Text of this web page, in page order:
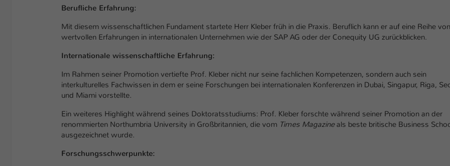
Berufliche Erfahrung:
Mit diesem wissenschaftlichen Fundament startete Herr Kleber früh in die Praxis. Beruflich kann er auf eine Reihe von
wertvollen Erfahrungen in internationalen Unternehmen wie der SAP AG oder der Conequity UG zurückblicken.
Internationale wissenschaftliche Erfahrung:
Im Rahmen seiner Promotion vertiefte Prof. Kleber nicht nur seine fachlichen Kompetenzen, sondern auch sein
interkulturelles Fachwissen in dem er seine Forschungen bei internationalen Konferenzen in Dubai, Singapur, Riga,
und Miami vorstellte.
Ein weiteres Highlight während seines Doktoratsstudiums: Prof. Kleber forschte während seiner Promotion an der
renommierten Northumbria University in Großbritannien, die vom Times Magazineals beste britische Business
ausgezeichnet wurde.
Forschungsschwerpunkte:
Dieser Wert speichert Ihre Consent-
Webseiten-Betreiber dies eingestellt hat.
Name fe_typo_user / PHPSESSID
Zweck
Erzeugt statistische Daten darüber, wie der
Besucher die Website nutzt.